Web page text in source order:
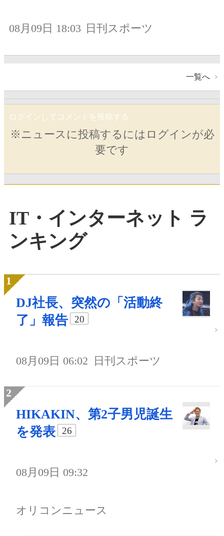
08月09日 18:03 日刊スポーツ
一覧へ
ログインしてコメントを投稿する
※ニュースに投稿するにはログインが必
要です
IT・インターネット ラ
ンキング
DJ社長、突然の「活動終
了」報告
20
08月09日 06:02 日刊スポーツ
HIKAKIN、第2子男児誕生
を発表
26
08月09日 09:32
オリコンニュース